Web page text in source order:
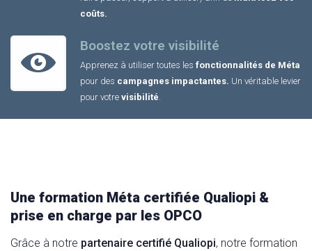
coûts.
Boostez votre visibilité
Apprenez à utiliser toutes les fonctionnalités de Méta
pour des campagnes impactantes. Un véritable levier
pour votre visibilité
Une formation Méta certifiée Qualiopi &
prise en charge par les OPCO
Grâce à notre partenaire certifié Qualiopi, notre formation